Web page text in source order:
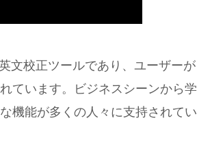
文校正ツールであり、ユーザーが
ています。ビジネスシーンから学
機能が多くの人々に支持されてい